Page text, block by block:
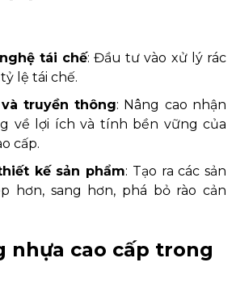
tái chế: Đầu tư vào xử lý rác
lệ tái chế.
truyền thông: Nâng cao nhận
về lợi ích và tính bền vững của
cấp.
kế sản phẩm: Tạo ra các sản
hơn, sang hơn, phá bỏ rào cản
nhựa cao cấp trong